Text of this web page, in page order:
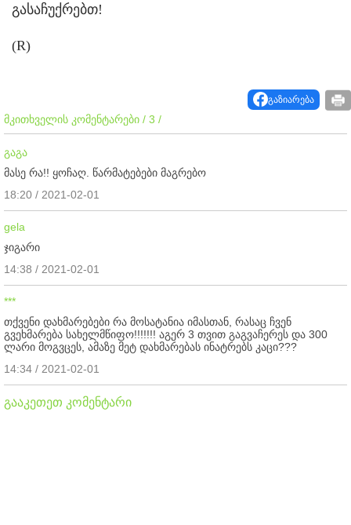
გასაჩუქრებთ!
(R)
გაზიარება
მკითხველის კომენტარები / 3 /
გაგა
მასე რა!! ყოჩაღ. წარმატებები მაგრებო
18:20 / 2021-02-01
gela
ჯიგარი
14:38 / 2021-02-01
***
თქვენი დახმარებები რა მოსატანია იმასთან, რასაც ჩვენ
გვეხმარება სახელმწიფო!!!!!!! აგერ 3 თვით გაგვაჩერეს და 300
ლარი მოგვცეს, ამაზე მეტ დახმარებას ინატრებს კაცი???
14:34 / 2021-02-01
გააკეთეთ კომენტარი